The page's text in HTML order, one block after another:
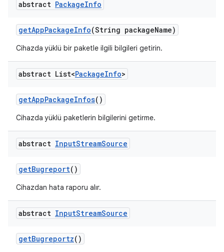
abstract PackageInfo
getAppPackageInfo(String packageName)
Cihazda yüklü bir paketle ilgili bilgileri getirin.
abstract List<PackageInfo>
getAppPackageInfos()
Cihazda yüklü paketlerin bilgilerini getirme.
abstract InputStreamSource
getBugreport()
Cihazdan hata raporu alır.
abstract InputStreamSource
getBugreportz()